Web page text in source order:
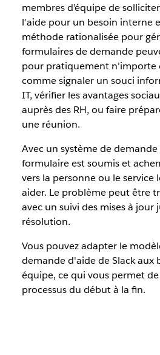
membres d’équipe de
l'aide pour un besoin interne
méthode rationalisée pour
formulaires de demande
pour pratiquement n'importe
comme signaler un souci
IT, vérifier les avantages
auprès des RH, ou faire
une réunion.
Avec un système de
formulaire est soumis et
vers la personne ou le service
aider. Le problème peut être
avec un suivi des mises à jour
résolution.
Vous pouvez adapter le
demande d'aide de Slack aux
équipe, ce qui vous permet
processus du début à la fin.